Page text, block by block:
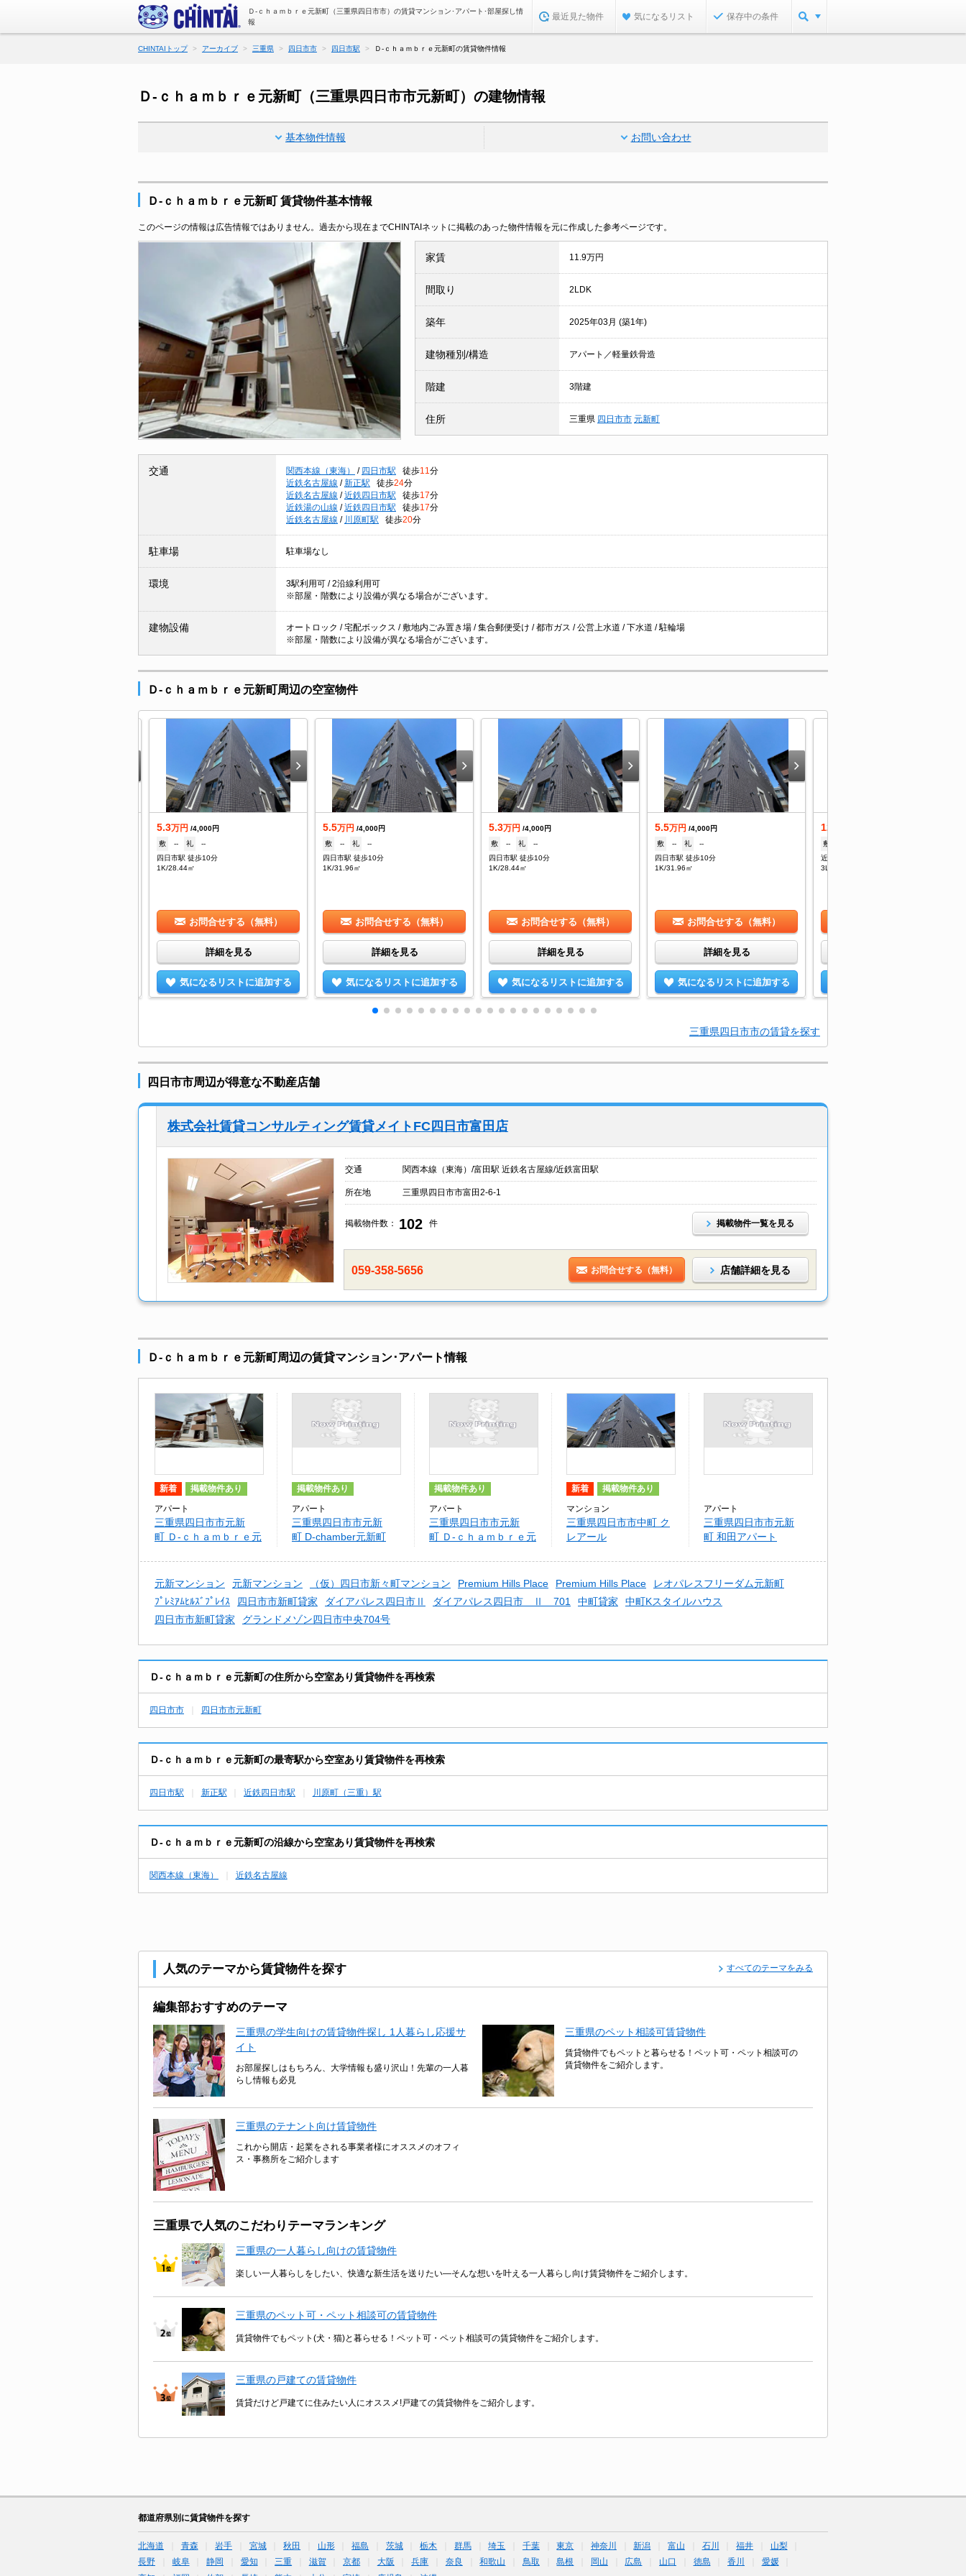
Ｄ-ｃｈａｍｂｒｅ元新町（三重県四日市市）の賃貸マンション･アパート･部屋探し情
報
最近見た物件 気になるリスト 保存中の条件
CHINTAIトップ アーカイブ 三重県 四日市市 四日市駅 Ｄ-ｃｈａｍｂｒｅ元新町の賃貸物件情報
Ｄ-ｃｈａｍｂｒｅ元新町（三重県四日市市元新町）の建物情報
基本物件情報 お問い合わせ
Ｄ-ｃｈａｍｂｒｅ元新町 賃貸物件基本情報
このページの情報は広告情報ではありません。過去から現在までCHINTAIネットに掲載のあった物件情報を元に作成した参考ページです。
家賃 11.9万円
間取り 2LDK
築年 2025年03月 (築1年)
建物種別/構造 アパート／軽量鉄骨造
階建 3階建
住所 三重県 四日市市 元新町
交通 関西本線（東海） / 四日市駅 徒歩11 分
近鉄名古屋線 / 新正駅 徒歩24分
近鉄名古屋線 / 近鉄四日市駅 徒歩17分
近鉄湯の山線 / 近鉄四日市駅 徒歩17分
近鉄名古屋線 / 川原町駅 徒歩20分
駐車場 駐車場なし
環境
3駅利用可 / 2沿線利用可
※部屋・階数により設備が異なる場合がございます。
建物設備
オートロック / 宅配ボックス / 敷地内ごみ置き場 / 集合郵便受け / 都市ガス / 公営上水道 / 下水道 / 駐輪場
※部屋・階数により設備が異なる場合がございます。
Ｄ-ｃｈａｍｂｒｅ元新町周辺の空室物件
5.3万円 /4,000円
敷
-- 礼
--
四日市駅 徒歩10分
1K/28.44㎡
お問合せする（無料）
詳細を見る
気になるリストに追加する
5.5万円 /4,000円
敷
-- 礼
--
四日市駅 徒歩10分
1K/31.96㎡
お問合せする（無料）
詳細を見る
気になるリストに追加する
5.3万円 /4,000円
敷
-- 礼
--
四日市駅 徒歩10分
1K/28.44㎡
お問合せする（無料）
詳細を見る
気になるリストに追加する
5.5万円 /4,000円
敷
-- 礼
--
四日市駅 徒歩10分
1K/31.96㎡
お問合せする（無料）
詳細を見る
気になるリストに追加する
12
敷
近鉄四日市駅 徒歩10分
3LDK/76.16㎡
三重県四日市市の賃貸を探す
四日市市周辺が得意な不動産店舗
株式会社賃貸コンサルティング賃貸メイトFC四日市富田店
交通 関西本線（東海）/富田駅 近鉄名古屋線/近鉄富田駅
所在地 三重県四日市市富田2-6-1
掲載物件数： 102 件 掲載物件一覧を見る
059-358-5656 お問合せする（無料） 店舗詳細を見る
Ｄ-ｃｈａｍｂｒｅ元新町周辺の賃貸マンション･アパート情報
新着 掲載物件あり
アパート
三重県四日市市元新
町 Ｄ-ｃｈａｍｂｒｅ元
掲載物件あり
アパート
三重県四日市市元新
町 D-chamber元新町
掲載物件あり
アパート
三重県四日市市元新
町 Ｄ-ｃｈａｍｂｒｅ元
新着 掲載物件あり
マンション
三重県四日市市中町 ク
レアール
アパート
三重県四日市市元新
町 和田アパート
元新マンション 元新マンション （仮）四日市新々町マンション Premium Hills Place Premium Hills Place
レオパレスフリーダム元新町
ﾌﾟﾚﾐｱﾑﾋﾙｽﾞﾌﾟﾚｲｽ
四日市市新町貸家 ダイアパレス四日市Ⅱ ダイアパレス四日市 Ⅱ 701 中町貸家
中町Kスタイルハウス
四日市市新町貸家
グランドメゾン四日市中央704号
Ｄ-ｃｈａｍｂｒｅ元新町の住所から空室あり賃貸物件を再検索
四日市市 四日市市元新町
Ｄ-ｃｈａｍｂｒｅ元新町の最寄駅から空室あり賃貸物件を再検索
四日市駅 新正駅 近鉄四日市駅 川原町（三重）駅
Ｄ-ｃｈａｍｂｒｅ元新町の沿線から空室あり賃貸物件を再検索
関西本線（東海） 近鉄名古屋線
人気のテーマから賃貸物件を探す すべてのテーマをみる
編集部おすすめのテーマ
三重県の学生向けの賃貸物件探し 1人暮らし応援サ
イト
お部屋探しはもちろん、大学情報も盛り沢山！先輩の一人暮
らし情報も必見
三重県のペット相談可賃貸物件
賃貸物件でもペットと暮らせる！ペット可・ペット相談可の
賃貸物件をご紹介します。
三重県のテナント向け賃貸物件
これから開店・起業をされる事業者様にオススメのオフィ
ス・事務所をご紹介します
三重県で人気のこだわりテーマランキング
三重県の一人暮らし向けの賃貸物件
楽しい一人暮らしをしたい、快適な新生活を送りたい―そんな想いを叶える一人暮らし向け賃貸物件をご紹介します。
三重県のペット可・ペット相談可の賃貸物件
賃貸物件でもペット(犬・猫)と暮らせる！ペット可・ペット相談可の賃貸物件をご紹介します。
三重県の戸建ての賃貸物件
賃貸だけど戸建てに住みたい人にオススメ!戸建ての賃貸物件をご紹介します。
都道府県別に賃貸物件を探す
北海道 青森 岩手 宮城 秋田 山形 福島 茨城 栃木 群馬 埼玉 千葉 東京 神奈川 新潟 富山 石川 福井
山梨
長野
岐阜 静岡 愛知 三重 滋賀 京都 大阪 兵庫 奈良 和歌山 鳥取 島根 岡山 広島 山口 徳島 香川
愛媛